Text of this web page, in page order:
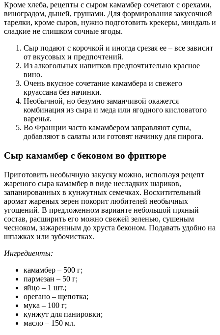
Кроме хлеба, рецепты с сыром камамбер сочетают с орехами,
виноградом, дыней, грушами. Для формирования закусочной
тарелки, кроме сыров, нужно подготовить крекеры, миндаль и
сладкие не слишком сочные ягоды.
Сыр подают с корочкой и иногда срезая ее – все зависит
от вкусовых и предпочтений.
Из алкогольных напитков предпочтительно красное
вино.
Очень вкусное сочетание камамбера и свежего
круассана без начинки.
Необычной, но безумно заманчивой окажется
комбинация из сыра и меда или ягодного кисловатого
варенья.
Во Франции часто камамбером заправляют супы,
добавляют в салаты или готовят начинку для пирога.
Сыр камамбер с беконом во фритюре
Приготовить необычную закуску можно, используя рецепт
жареного сыра камамбер в виде несладких шариков,
запанированных в кунжутных семечках. Восхитительный
аромат жареных зерен покорит любителей необычных
угощений. В предложенном варианте небольшой пряный
состав, расширить его можно свежей зеленью, сушеным
чесноком, зажаренным до хруста беконом. Подавать удобно на
шпажках или зубочистках.
Ингредиенты:
камамбер – 500 г;
пармезан – 50 г;
яйцо – 1 шт.;
орегано – щепотка;
мука – 100 г;
кунжут для панировки;
масло – 150 мл.